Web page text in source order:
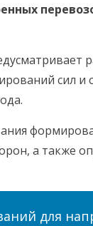
сил и
а также
для